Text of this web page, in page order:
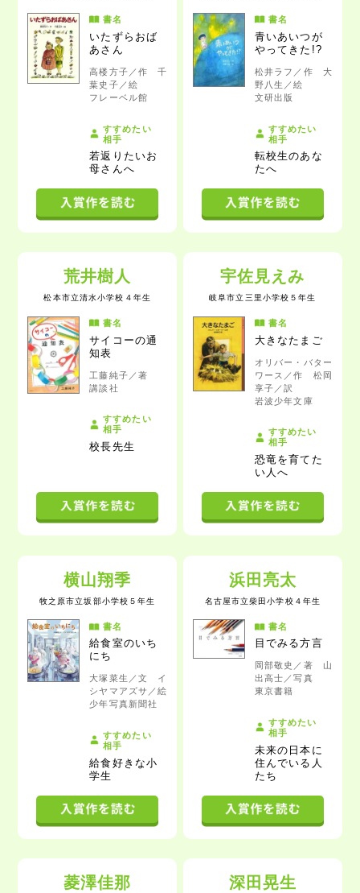
書名
いたずらおば
あさん
高楼方子／作 千
葉史子／絵
フレーベル館
すすめたい
相手
若返りたいお
母さんへ
書名
青いあいつが
やってきた!?
松井ラフ／作 大
野八生／絵
文研出版
すすめたい
相手
転校生のあな
たへ
荒井樹人
松本市立清水小学校 ４年生
書名
サイコーの通
知表
工藤純子／著
講談社
すすめたい
相手
校長先生
宇佐見えみ
岐阜市立三里小学校 ５年生
書名
大きなたまご
オリバー・バター
ワース／作 松岡
享子／訳
岩波少年文庫
すすめたい
相手
恐竜を育てた
い人へ
横山翔季
牧之原市立坂部小学校 ５年生
書名
給食室のいち
にち
大塚菜生／文 イ
シヤマアズサ／絵
少年写真新聞社
すすめたい
相手
給食好きな小
学生
浜田亮太
名古屋市立柴田小学校 ４年生
書名
目でみる方言
岡部敬史／著 山
出高士／写真
東京書籍
すすめたい
相手
未来の日本に
住んでいる人
たち
菱澤佳那 深田晃生